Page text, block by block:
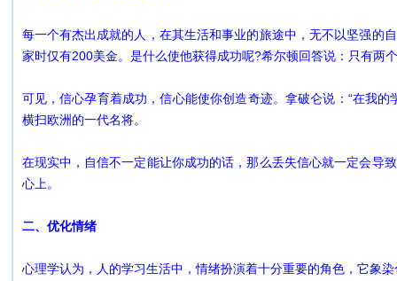
每一个有杰出成就的人，在其生活和事业的旅途中，无不以坚强的
家时仅有200美金。是什么使他获得成功呢?希尔顿回答说：只有两
可见，信心孕育着成功，信心能使你创造奇迹。拿破仑说：“在我
横扫欧洲的一代名将。
在现实中，自信不一定能让你成功的话，那么丢失信心就一定会导
心上。
二、优化情绪
心理学认为，人的学习生活中，情绪扮演着十分重要的角色，它象